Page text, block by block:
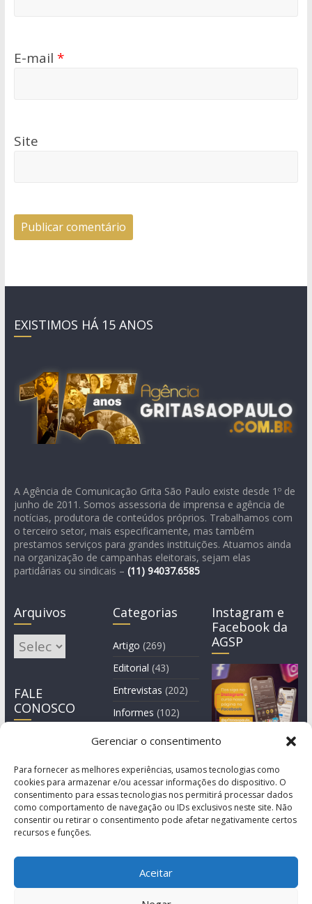
Gerenciar o consentimento
Para fornecer as melhores experiências, usamos tecnologias como
cookies para armazenar e/ou acessar informações do dispositivo. O
consentimento para essas tecnologias nos permitirá processar dados
como comportamento de navegação ou IDs exclusivos neste site. Não
consentir ou retirar o consentimento pode afetar negativamente certos
recursos e funções.
Aceitar
E-mail *
Site
EXISTIMOS HÁ 15 ANOS
A Agência de Comunicação Grita São Paulo existe desde 1º de
junho de 2011. Somos assessoria de imprensa e agência de
notícias, produtora de conteúdos próprios. Trabalhamos com
o terceiro setor, mais especificamente, mas também
prestamos serviços para grandes instituições. Atuamos ainda
na organização de campanhas eleitorais, sejam elas
partidárias ou sindicais – (11) 94037.6585
Arquivos
Arquivos
FALE
CONOSCO
Categorias
Artigo (269)
Editorial (43)
Entrevistas (202)
Informes (102)
Manchete
Instagram e
Facebook da
AGSP